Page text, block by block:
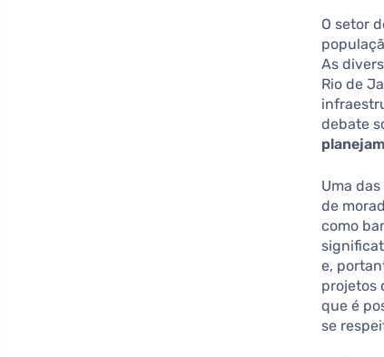
O setor
As
Rio de
debate
Uma
de
como
e,
projetos
que é
se